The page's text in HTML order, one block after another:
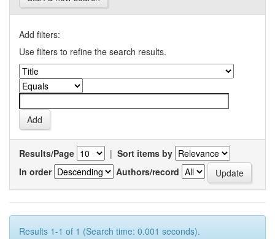
Add filters:
Use filters to refine the search results.
Results/Page | Sort items by
In order
Authors/record
Results 1-1 of 1 (Search time: 0.001 seconds).